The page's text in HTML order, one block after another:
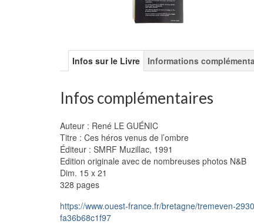
Infos sur le Livre Informations
Infos complémentaires
Auteur : René LE GUÉNIC
Titre : Ces héros venus de l’ombre
Éditeur : SMRF Muzillac, 1991
Edition originale avec de nombreuses photos N&B
Dim. 15 x 21
328 pages
https://www.ouest-france.fr/bretagne/tremeven-
fa36b68c1f97